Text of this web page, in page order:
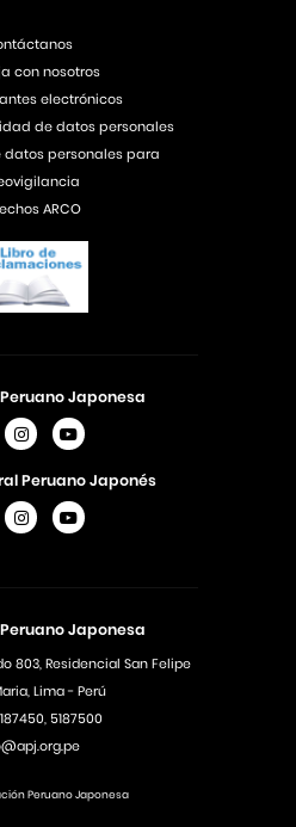
Japonesa
803, Residencial San Felipe
Lima - Perú
5187500
Japonesa
Peruano Japonés
con nosotros
electrónicos
de datos personales
datos personales para
ARCO
Peruano Japonesa